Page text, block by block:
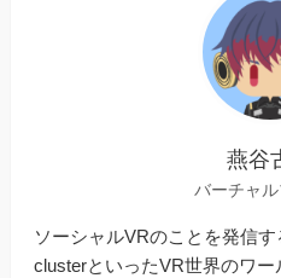
燕谷
バーチャ
ソーシャルVRのことを発信
clusterといったVR世界のワ